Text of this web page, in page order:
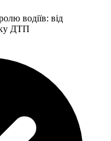
водіїв: від
ДТП